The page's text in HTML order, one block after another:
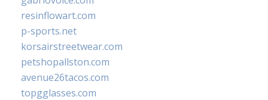
resinflowart.com
p-sports.net
korsairstreetwear.com
petshopallston.com
avenue26tacos.com
topgglasses.com